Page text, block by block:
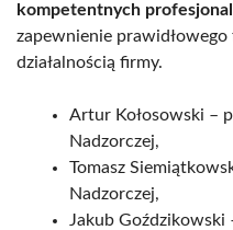
kompetentnych
zapewnienie
działalnością firmy.
Artur Kołosowski –
Nadzorczej,
Tomasz
Nadzorczej,
Jakub Goździkowski